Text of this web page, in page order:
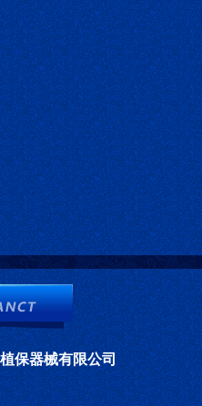
保器械有限公司